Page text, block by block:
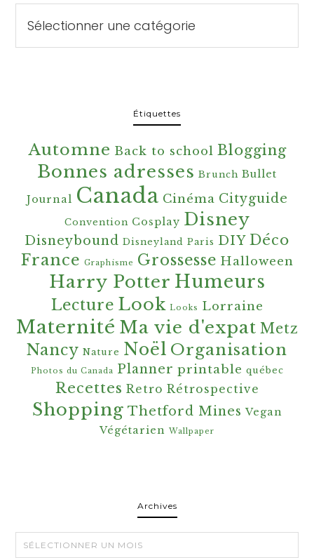
Étiquettes
Automne Back to school Blogging
Bonnes adresses Brunch Bullet
Journal Canada Cinéma Cityguide
Convention Cosplay Disney
Disneybound Disneyland Paris DIY Déco
France Graphisme Grossesse Halloween
Harry Potter Humeurs
Lecture Look Looks Lorraine
Maternité Ma vie d'expat Metz
Nancy Nature Noël Organisation
Photos du Canada Planner printable québec
Recettes Retro Rétrospective
Shopping Thetford Mines Vegan
Végétarien
Wallpaper
ArchivesArchives